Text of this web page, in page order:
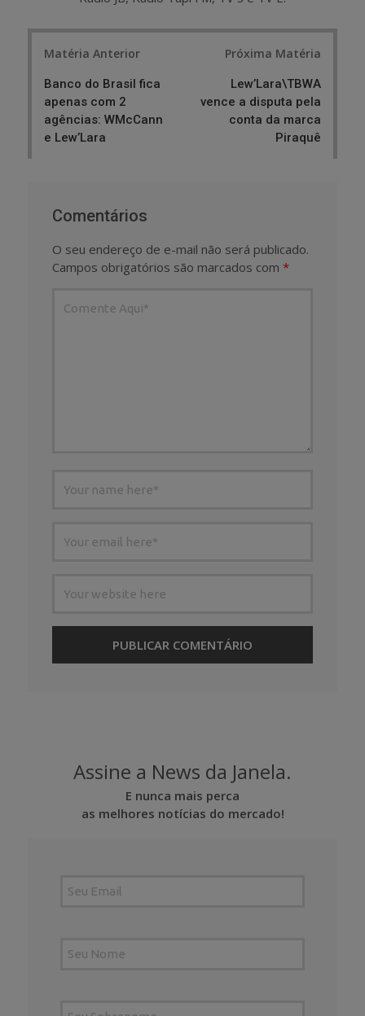
Matéria Anterior
Banco do Brasil fica
apenas com 2
agências: WMcCann
e Lew’Lara
Próxima Matéria
Lew’Lara\TBWA
vence a disputa pela
conta da marca
Piraquê
Comentários
O seu endereço de e-mail não será publicado.
Campos obrigatórios são marcados com *
Assine a News da Janela.
E nunca mais perca
as melhores notícias do mercado!